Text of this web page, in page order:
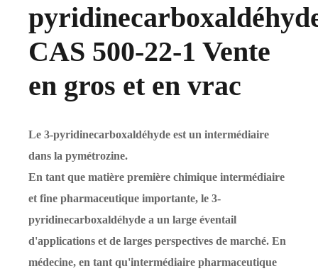
CAS 500-22-1 Vente
en gros et en vrac
Le 3-pyridinecarboxaldéhyde est un intermédiaire
dans la pymétrozine.
En tant que matière première chimique intermédiaire
et fine pharmaceutique importante, le 3-
pyridinecarboxaldéhyde a un large éventail
d'applications et de larges perspectives de marché. En
médecine, en tant qu'intermédiaire pharmaceutique